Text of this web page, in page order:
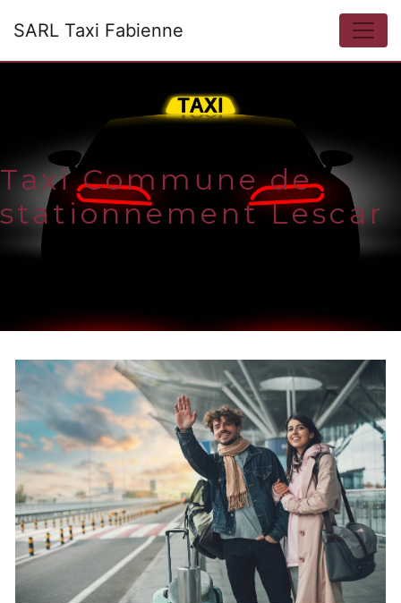
SARL Taxi Fabienne
Taxi Commune de
stationnement Lescar